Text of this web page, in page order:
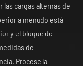
las cargas alternas de
a menudo está
y el bloque de
de
Procese la